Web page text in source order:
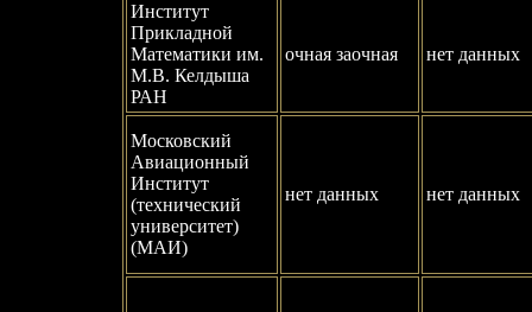
Институт
Прикладной
Математики им.
М.В. Келдыша
РАН
очная заочная нет данных
Московский
Авиационный
Институт
(технический
университет)
(МАИ)
нет данных нет данных